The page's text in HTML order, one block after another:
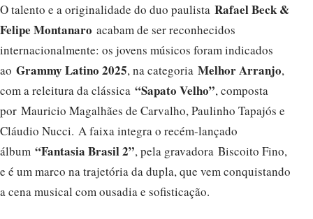
O talento e a originalidade do duo paulista Rafael Beck &
Felipe Montanaro acabam de ser reconhecidos
internacionalmente: os jovens músicos foram indicados
ao Grammy Latino 2025, na categoria Melhor Arranjo,
com a releitura da clássica “Sapato Velho”, composta
por Mauricio Magalhães de Carvalho, Paulinho Tapajós e
Cláudio Nucci. A faixa integra o recém-lançado
álbum “Fantasia Brasil 2”, pela gravadora Biscoito Fino,
e é um marco na trajetória da dupla, que vem conquistando
a cena musical com ousadia e sofisticação.